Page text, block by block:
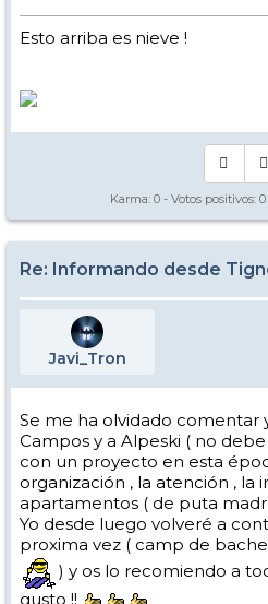
Esto arriba es nieve !
Karma: 0 - Votos positivos: 0
Re: Informando desde
Javi_Tron
Se me ha olvidado comentar
Campos y a Alpeski ( no
con un proyecto en esta
organización , la atención , la
apartamentos ( de puta
Yo desde luego volveré a
proxima vez ( camp de
) y os lo recomiendo a
gusto !!